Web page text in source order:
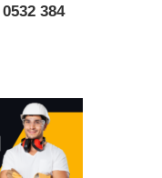
384